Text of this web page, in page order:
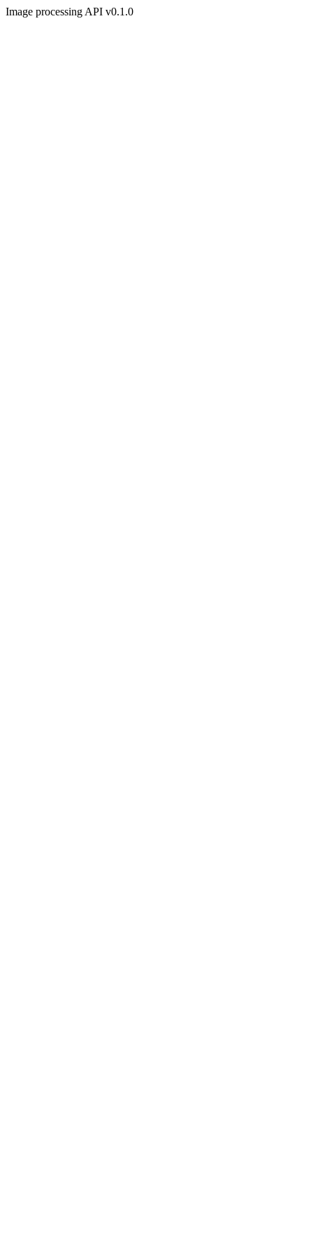
Image processing API v0.1.0